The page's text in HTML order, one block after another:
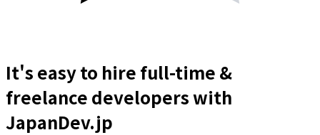
It's easy to hire full-time &
freelance developerswith
JapanDev.jp